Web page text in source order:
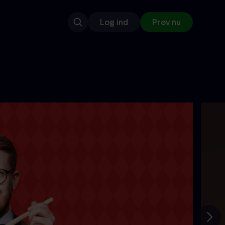
Log ind Prøv nu